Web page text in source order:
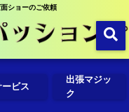
ショーのご依頼
ービス
出張マジッ
ク